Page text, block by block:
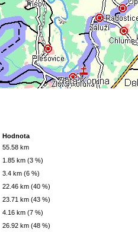
Hodnota
55.58 km
1.85 km (3 %)
3.4 km (6 %)
22.46 km (40 %)
23.71 km (43 %)
4.16 km (7 %)
26.92 km (48 %)